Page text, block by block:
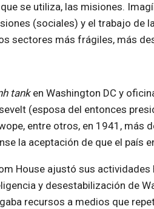
se utiliza, las misiones.
(sociales) y el trabajo de
sectores más frágiles, más
tanken Washington DC y
(esposa del entonces
entre otros, en 1941, más
la aceptación de que el país
House ajustó sus
y desestabilización de
recursos a medios que